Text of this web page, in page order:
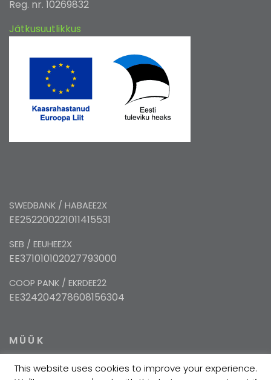
Reg. nr. 10269832
Jätkusuutlikkus
SWEDBANK / HABAEE2X
EE252200221011415531
SEB / EEUHEE2X
EE371010102027793000
COOP PANK / EKRDEE22
EE324204278608156304
MÜÜK
+372 5354 1447
This website uses cookies to improve your experience.